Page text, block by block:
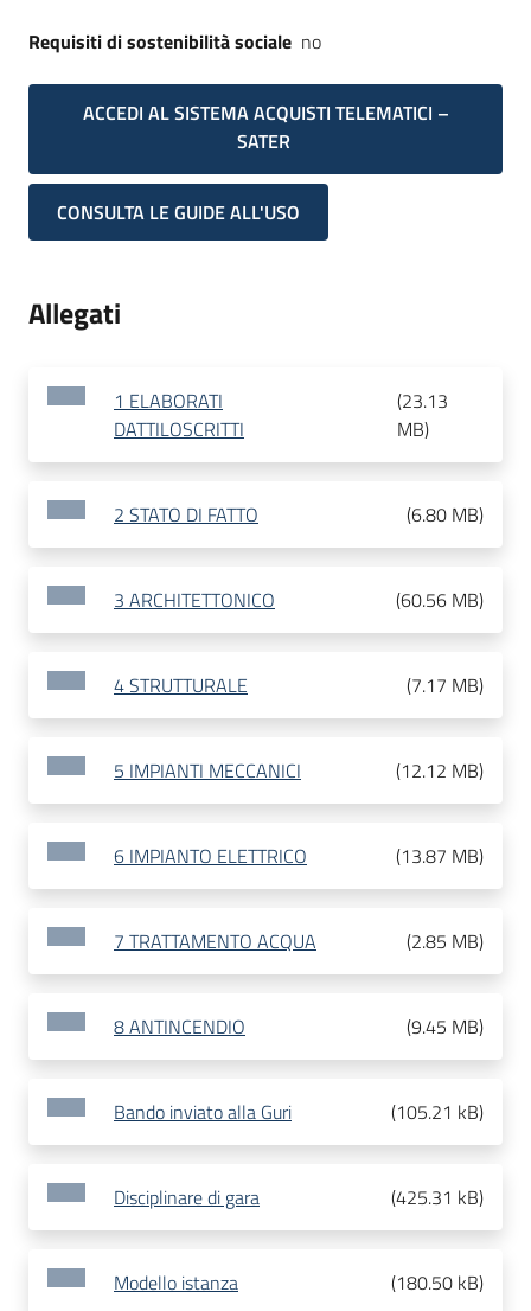
Requisiti di sostenibilità sociale no
ACCEDI AL SISTEMA ACQUISTI TELEMATICI –
SATER
CONSULTA LE GUIDE ALL'USO
Allegati
1 ELABORATI
DATTILOSCRITTI
(23.13
MB)
2 STATO DI FATTO (6.80 MB)
3 ARCHITETTONICO (60.56 MB)
4 STRUTTURALE (7.17 MB)
5 IMPIANTI MECCANICI (12.12 MB)
6 IMPIANTO ELETTRICO (13.87 MB)
7 TRATTAMENTO ACQUA (2.85 MB)
8 ANTINCENDIO (9.45 MB)
Bando inviato alla Guri (105.21 kB)
Disciplinare di gara (425.31 kB)
Modello istanza (180.50 kB)